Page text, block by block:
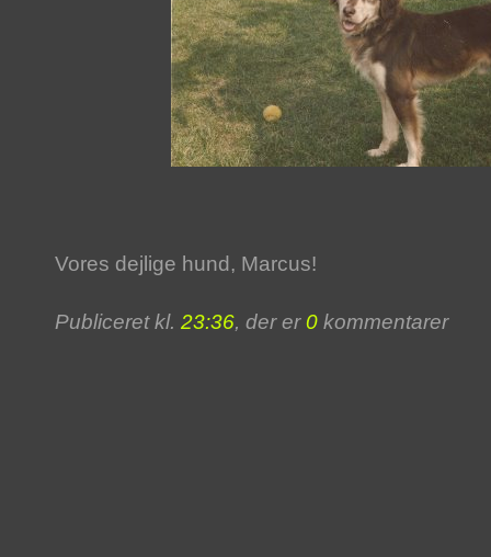
Vores dejlige hund, Marcus!
Publiceret kl. 23:36, der er0 kommentarer